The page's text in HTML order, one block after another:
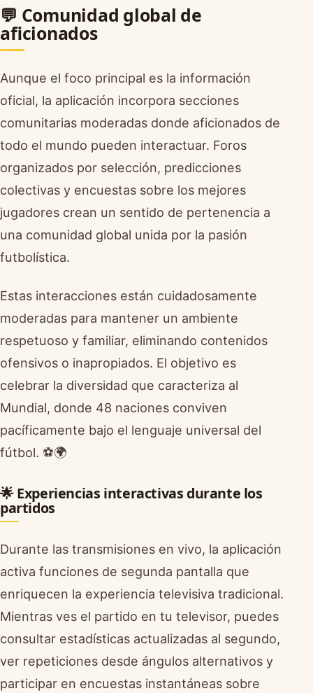
💬 Comunidad global de
aficionados
Aunque el foco principal es la información
oficial, la aplicación incorpora secciones
comunitarias moderadas donde aficionados de
todo el mundo pueden interactuar. Foros
organizados por selección, predicciones
colectivas y encuestas sobre los mejores
jugadores crean un sentido de pertenencia a
una comunidad global unida por la pasión
futbolística.
Estas interacciones están cuidadosamente
moderadas para mantener un ambiente
respetuoso y familiar, eliminando contenidos
ofensivos o inapropiados. El objetivo es
celebrar la diversidad que caracteriza al
Mundial, donde 48 naciones conviven
pacíficamente bajo el lenguaje universal del
fútbol. ⚽🌍
🌟 Experiencias interactivas durante los
partidos
Durante las transmisiones en vivo, la aplicación
activa funciones de segunda pantalla que
enriquecen la experiencia televisiva tradicional.
Mientras ves el partido en tu televisor, puedes
consultar estadísticas actualizadas al segundo,
ver repeticiones desde ángulos alternativos y
participar en encuestas instantáneas sobre